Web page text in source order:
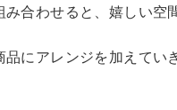
合わせると、嬉しい空
にアレンジを加えてい